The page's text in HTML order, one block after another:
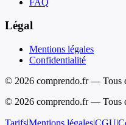
Légal
Mentions légales
Confidentialité
© 2026 comprendo.fr — Tous
© 2026 comprendo.fr — Tous